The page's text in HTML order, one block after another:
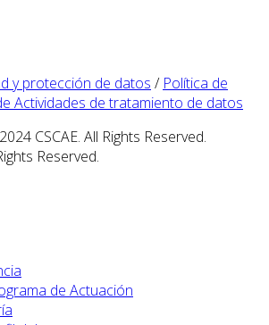
y protección de datos / Política de
Actividades de tratamiento de datos
CSCAE. All Rights Reserved.
Reserved.
de Actuación